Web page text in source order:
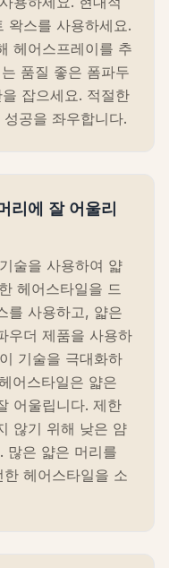
왁스를 사용하세요.
헤어스프레이를 추
품질 좋은 폼파두
잡으세요. 적절한
공을 좌우합니다.
리에 잘 어울리
술을 사용하여 얇
헤어스타일을 드
를 사용하고, 얇은
우더 제품을 사용하
기술을 극대화하
어스타일은 얇은
어울립니다. 제한
않기 위해 낮은 얌
많은 얇은 머리를
헤어스타일을 소